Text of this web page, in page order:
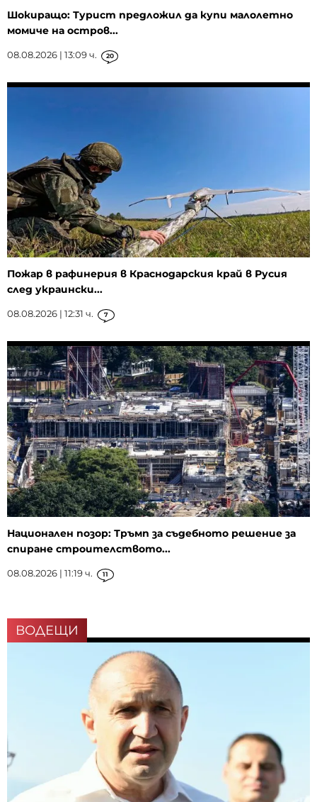
Шокиращо: Турист предложил да купи малолетно
момиче на остров...
08.08.2026 | 13:09 ч. 20
Пожар в рафинерия в Краснодарския край в Русия
след украински...
08.08.2026 | 12:31 ч. 7
Национален позор: Тръмп за съдебното решение за
спиране строителството...
08.08.2026 | 11:19 ч. 11
ВОДЕЩИ